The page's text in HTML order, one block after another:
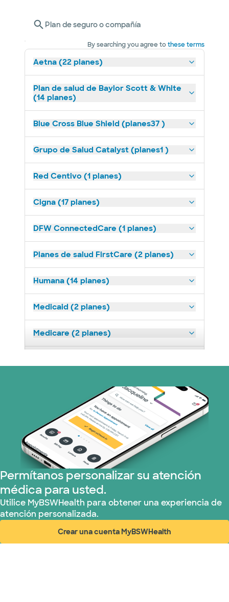
Plan de seguro o compañía
By searching you agree tothese terms
Aetna (22 planes)
Plan de salud de Baylor Scott & White
(14 planes)
Blue Cross Blue Shield (planes37 )
Grupo de Salud Catalyst (planes1 )
Red Centivo (1 planes)
Cigna (17 planes)
DFW ConnectedCare (1 planes)
Planes de salud FirstCare (2 planes)
Humana (14 planes)
Medicaid (2 planes)
Medicare (2 planes)
Prism Electric (1 planes)
Plan de Salud Superior (19 planes)
Tricare (3 planes)
TriWest HealthCare (2 planes)
United HealthCare (33 planes)
WellMed (15 planes)
Permítanos personalizar su atención
médica para usted.
Utilice MyBSWHealth para obtener una experiencia de
atención personalizada.
Crear una cuenta MyBSWHealth
(abre en ventana nueva)